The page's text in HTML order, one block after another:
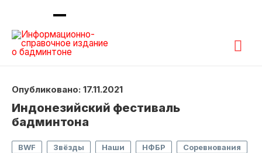
Опубликовано: 17.11.2021
Индонезийский фестиваль
бадминтона
BWF Звёзды Наши НФБР Соревнования